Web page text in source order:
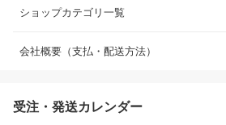
ショップカテゴリ一覧
会社概要（支払・配送方法）
受注・発送カレンダー